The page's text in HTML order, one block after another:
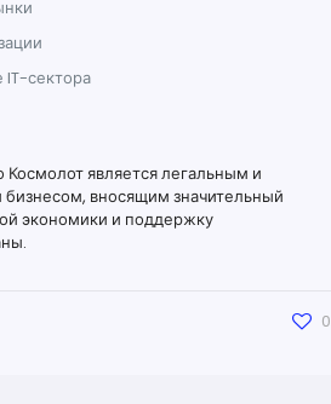
IT-сектора
является легальным и
вносящим значительный
экономики и поддержку
0